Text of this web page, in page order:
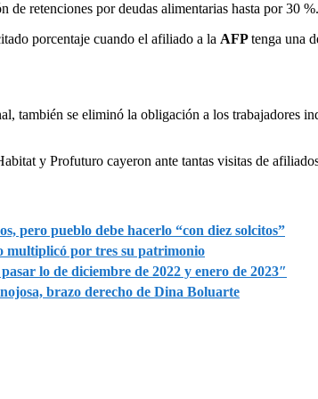
retenciones por deudas alimentarias hasta por 30 %.
porcentaje cuando el afiliado a la AFPtenga una
también se eliminó la obligación a los trabajadores
y Profuturo cayeron ante tantas visitas de
pero pueblo debe hacerlo “con diez solcitos”
multiplicó por tres su patrimonio
lo de diciembre de 2022 y enero de 2023″
brazo derecho de Dina Boluarte